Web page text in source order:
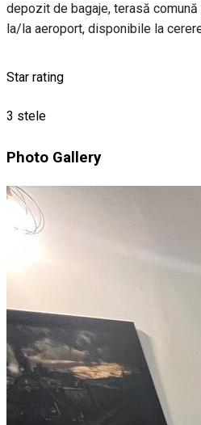
depozit de bagaje, terasă
la/la aeroport, disponibile la
Star rating
3 stele
Photo Gallery